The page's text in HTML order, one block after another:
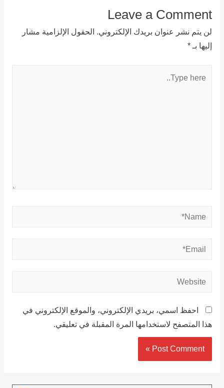
Leave a Comment
لن يتم نشر عنوان بريدك الإلكتروني.الحقول الإلزامية مشار
إليها بـ*
احفظ اسمي، بريدي الإلكتروني، والموقع الإلكتروني في
هذا المتصفح لاستخدامها المرة المقبلة في تعليقي.